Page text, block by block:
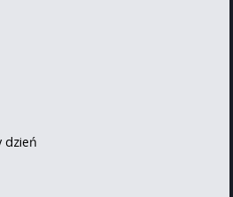
dzień